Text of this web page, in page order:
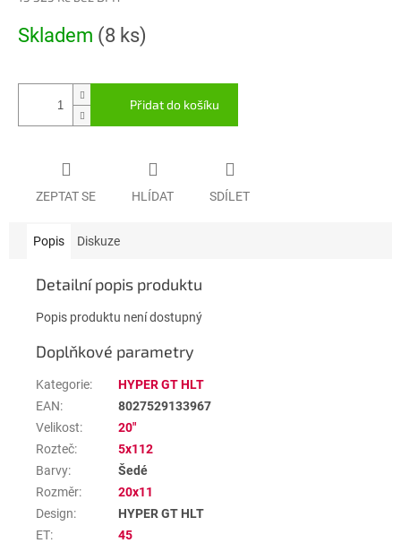
cena:
Skladem (8 ks)
Přidat do košíku
ZEPTAT SE HLÍDAT SDÍLET
Popis Diskuze
Detailní popis produktu
Popis produktu není dostupný
Doplňkové parametry
Kategorie:
HYPER GT HLT
EAN:
8027529133967
Velikost:
20"
Rozteč:
5x112
Barvy:
Šedé
Rozměr:
20x11
Design:
HYPER GT HLT
ET:
45